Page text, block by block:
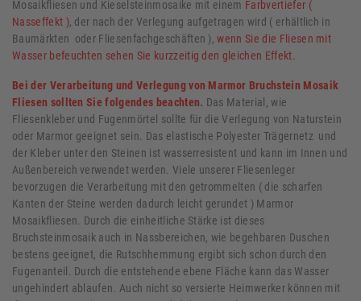
Mosaikfliesen und Kieselsteinmosaike mit einem Farbvertiefer (
Nasseffekt ), der nach der Verlegung aufgetragen wird ( erhältlich in
Baumärkten oder Fliesenfachgeschäften ),wenn Sie die Fliesen mit
Wasser befeuchten sehen Sie kurzzeitig den gleichen Effekt.
Bei der Verarbeitung und Verlegung von Marmor Bruchstein Mosaik
Fliesen sollten Sie folgendes beachten. Das Material, wie
Fliesenkleber und Fugenmörtel sollte für die Verlegung von Naturstein
oder Marmor geeignet sein. Das elastische Polyester Trägernetz und
der Kleber unter den Steinen ist wasserresistent und kann im Innen und
Außenbereich verwendet werden. Viele unserer Fliesenleger
bevorzugen die Verarbeitung mit den getrommelten ( die scharfen
Kanten der Steine werden dadurch leicht gerundet ) Marmor
Mosaikfliesen. Durch die einheitliche Stärke ist dieses
Bruchsteinmosaik auch in Nassbereichen, wie begehbaren Duschen
bestens geeignet, die Rutschhemmung ergibt sich schon durch den
Fugenanteil. Durch die entstehende ebene Fläche kann das Wasser
ungehindert ablaufen. Auch nicht so versierte Heimwerker können mit